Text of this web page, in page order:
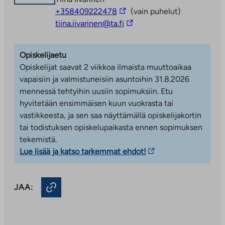
alueella
Akselintie 6 a ja b on viihtyisä uudiskohde Turun
kaavaillaan noin 4500 asukkaan urbaania ja
monipuolista naapurustoa. Alue tarjoaa modernia
keskusta-asumista vehreässä ympäristössä,
erinomaiset kulkuyhteydet ja monipuoliset lähipalvelut.
Tässä kohteessa on 99 asumisoikeusasuntoa kahdessa
kerrostalossa, kuudessa ja seitsemässä kerroksessa.
Laaja asuntovalikoima ja monipuoliset yhteistilat
neliöihin. Asunnoissa on Puustellin keittiöt,
vesikiertoinen lattialämmitys ja lasitetut parvekkeet.
+358409222478 Linkki
vie
(vain puhelut)
tiina.iivarinen@ta.fi Linkki
Opiskelijaetu
Opiskelijat saavat 2 viikkoa ilmaista muuttoaikaa
vapaisiin ja valmistuneisiin asuntoihin 31.8.2026
mennessä tehtyihin uusiin sopimuksiin. Etu
hyvitetään ensimmäisen kuun vuokrasta tai
vastikkeesta, ja sen saa näyttämällä opiskelijakortin
tai todistuksen opiskelupaikasta ennen sopimuksen
tekemistä.
Lue lisää ja katso tarkemmat ehdot!Linkki
vie
JAA: